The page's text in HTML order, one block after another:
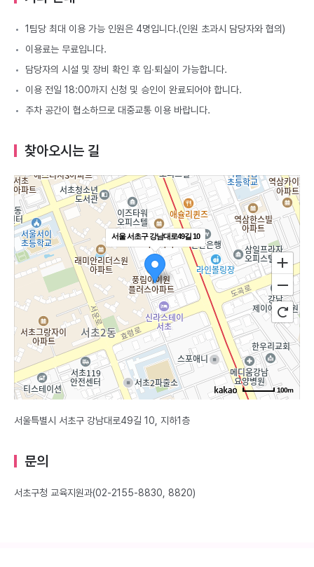
1팀당 최대 이용 가능 인원은 4명입니다.(인원 초과시 담당자와 협의)
이용료는 무료입니다.
담당자의 시설 및 장비 확인 후 입∙퇴실이 가능합니다.
이용 전일 18:00까지 신청 및 승인이 완료되어야 합니다.
주차 공간이 협소하므로 대중교통 이용 바랍니다.
찾아오시는 길
서울 서초구 강남대로49길 10
100m
서울특별시 서초구 강남대로49길 10, 지하1층
문의
서초구청 교육지원과(02-2155-8830, 8820)